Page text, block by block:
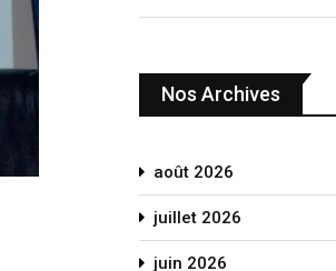
Nos Archives
août 2026
juillet 2026
juin 2026